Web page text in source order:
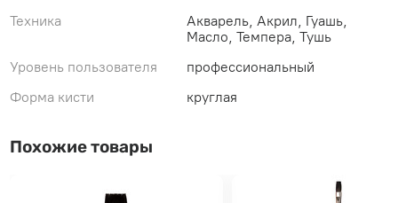
Техника
Акварель, Акрил, Гуашь,
Масло, Темпера, Тушь
Уровень пользователя
профессиональный
Форма кисти
круглая
Похожие товары